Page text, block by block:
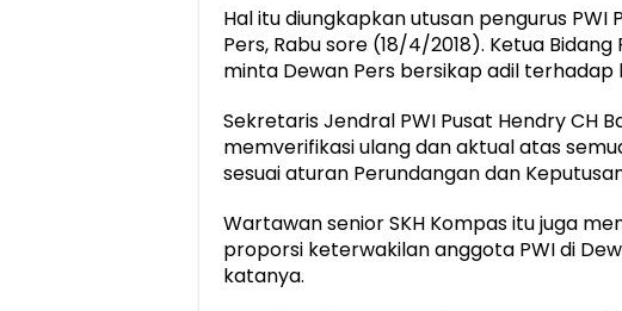
Hal itu diungkapkan utusan pengurus
Pers, Rabu sore (18/4/2018). Ketua
minta Dewan Pers bersikap adil terhadap
Sekretaris Jendral PWI Pusat Hendry CH
memverifikasi ulang dan aktual atas
sesuai aturan Perundangan dan
Wartawan senior SKH Kompas itu juga
proporsi keterwakilan anggota PWI di
katanya.